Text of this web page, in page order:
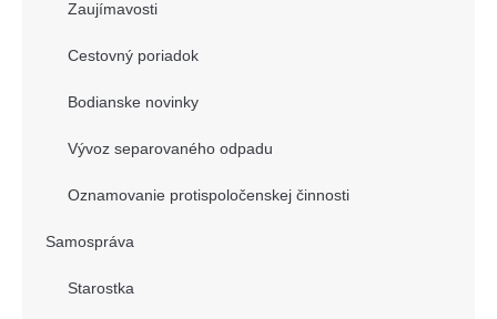
Zaujímavosti
Cestovný poriadok
Bodianske novinky
Vývoz separovaného odpadu
Oznamovanie protispoločenskej činnosti
Samospráva
Starostka